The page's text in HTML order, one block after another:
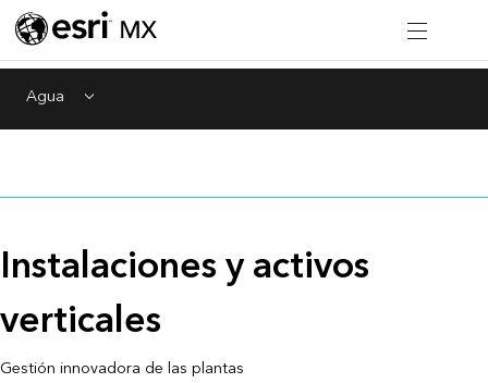
Agua Menu
Instalaciones y activos
verticales
Gestión innovadora de las plantas